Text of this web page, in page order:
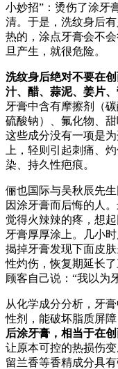
小妙招”：烫伤了涂牙
清。于是，洗纹身后
热的，涂点牙膏会不
旦产生，就很危险。
洗纹身后绝对不要在
汁、醋、蒜泥、姜片
牙膏中含有摩擦剂（
硫酸钠）、氟化物、
这些成分没有一项是
上，轻则引起刺痛、
染、持久性疤痕。
俪也国际与吴秋辰先
因涂牙膏而后悔的人
觉得火辣辣的疼，想
牙膏厚厚涂上。几小
揭掉牙膏发现下面皮
性灼伤，恢复期延长
顾客自己说：“我以为
从化学成分分析，牙
性剂，能破坏脂质屏
后涂牙膏，相当于在
让原本可控的热损伤
留兰香等香精成分具